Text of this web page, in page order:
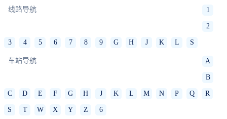
线路导航 1
2
3 4 5 6 7 8 9 G H J K L S
车站导航 A
B
C D E F G H J K L M N P Q R
S T W X Y Z 6